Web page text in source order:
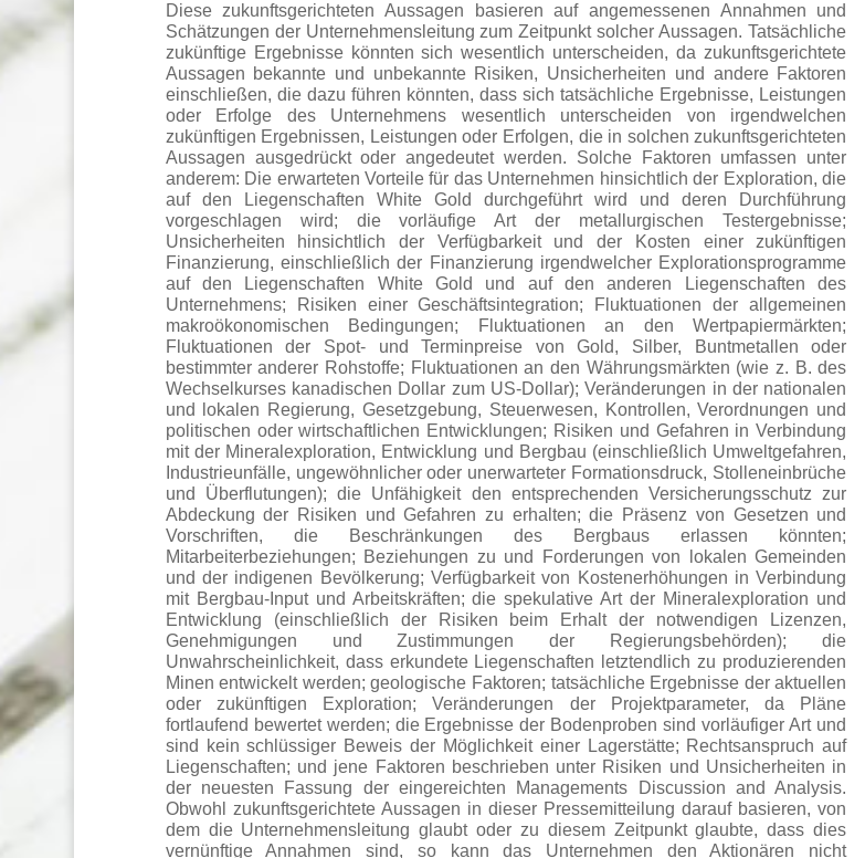
Diese zukunftsgerichteten Aussagen basieren auf angemessenen Annahmen und
Schätzungen der Unternehmensleitung zum Zeitpunkt solcher Aussagen. Tatsächliche
zukünftige Ergebnisse könnten sich wesentlich unterscheiden, da zukunftsgerichtete
Aussagen bekannte und unbekannte Risiken, Unsicherheiten und andere Faktoren
einschließen, die dazu führen könnten, dass sich tatsächliche Ergebnisse, Leistungen
oder Erfolge des Unternehmens wesentlich unterscheiden von irgendwelchen
zukünftigen Ergebnissen, Leistungen oder Erfolgen, die in solchen zukunftsgerichteten
Aussagen ausgedrückt oder angedeutet werden. Solche Faktoren umfassen unter
anderem: Die erwarteten Vorteile für das Unternehmen hinsichtlich der Exploration, die
auf den Liegenschaften White Gold durchgeführt wird und deren Durchführung
vorgeschlagen wird; die vorläufige Art der metallurgischen Testergebnisse;
Unsicherheiten hinsichtlich der Verfügbarkeit und der Kosten einer zukünftigen
Finanzierung, einschließlich der Finanzierung irgendwelcher Explorationsprogramme
auf den Liegenschaften White Gold und auf den anderen Liegenschaften des
Unternehmens; Risiken einer Geschäftsintegration; Fluktuationen der allgemeinen
makroökonomischen Bedingungen; Fluktuationen an den Wertpapiermärkten;
Fluktuationen der Spot- und Terminpreise von Gold, Silber, Buntmetallen oder
bestimmter anderer Rohstoffe; Fluktuationen an den Währungsmärkten (wie z. B. des
Wechselkurses kanadischen Dollar zum US-Dollar); Veränderungen in der nationalen
und lokalen Regierung, Gesetzgebung, Steuerwesen, Kontrollen, Verordnungen und
politischen oder wirtschaftlichen Entwicklungen; Risiken und Gefahren in Verbindung
mit der Mineralexploration, Entwicklung und Bergbau (einschließlich Umweltgefahren,
Industrieunfälle, ungewöhnlicher oder unerwarteter Formationsdruck, Stolleneinbrüche
und Überflutungen); die Unfähigkeit den entsprechenden Versicherungsschutz zur
Abdeckung der Risiken und Gefahren zu erhalten; die Präsenz von Gesetzen und
Vorschriften, die Beschränkungen des Bergbaus erlassen könnten;
Mitarbeiterbeziehungen; Beziehungen zu und Forderungen von lokalen Gemeinden
und der indigenen Bevölkerung; Verfügbarkeit von Kostenerhöhungen in Verbindung
mit Bergbau-Input und Arbeitskräften; die spekulative Art der Mineralexploration und
Entwicklung (einschließlich der Risiken beim Erhalt der notwendigen Lizenzen,
Genehmigungen und Zustimmungen der Regierungsbehörden); die
Unwahrscheinlichkeit, dass erkundete Liegenschaften letztendlich zu produzierenden
Minen entwickelt werden; geologische Faktoren; tatsächliche Ergebnisse der aktuellen
oder zukünftigen Exploration; Veränderungen der Projektparameter, da Pläne
fortlaufend bewertet werden; die Ergebnisse der Bodenproben sind vorläufiger Art und
sind kein schlüssiger Beweis der Möglichkeit einer Lagerstätte; Rechtsanspruch auf
Liegenschaften; und jene Faktoren beschrieben unter Risiken und Unsicherheiten in
der neuesten Fassung der eingereichten Managements Discussion and Analysis.
Obwohl zukunftsgerichtete Aussagen in dieser Pressemitteilung darauf basieren, von
dem die Unternehmensleitung glaubt oder zu diesem Zeitpunkt glaubte, dass dies
vernünftige Annahmen sind, so kann das Unternehmen den Aktionären nicht